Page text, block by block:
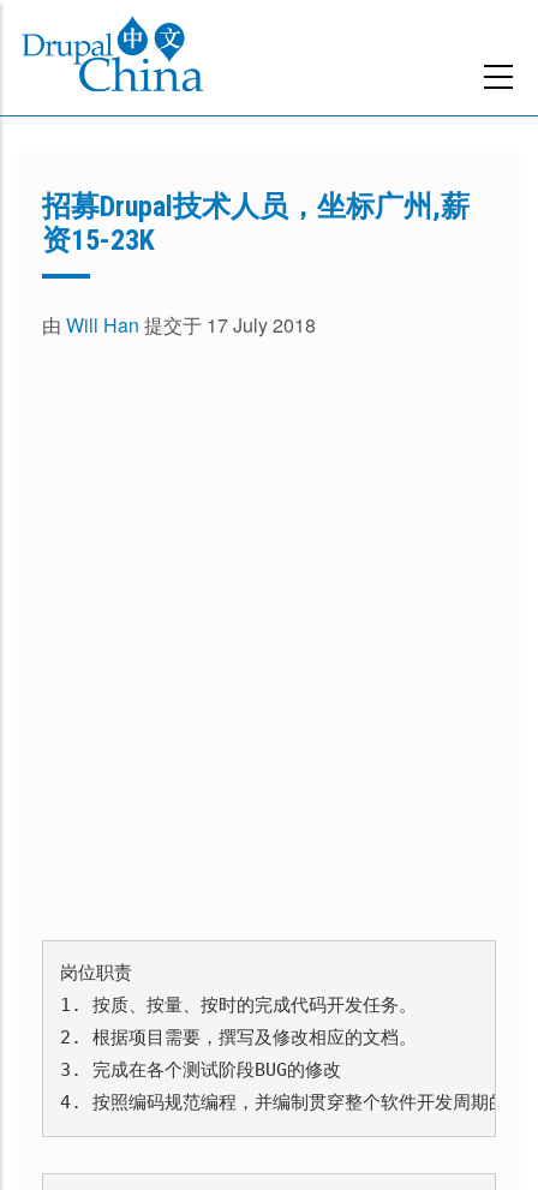
主
招募Drupal技术人员，坐标广州,薪
资15-23K
由 Will Han 提交于 17 July 2018
岗位职责
1. 按质、按量、按时的完成代码开发任务。
2. 根据项目需要，撰写及修改相应的文档。
3. 完成在各个测试阶段BUG的修改
4. 按照编码规范编程，并编制贯穿整个软件开发周期的文